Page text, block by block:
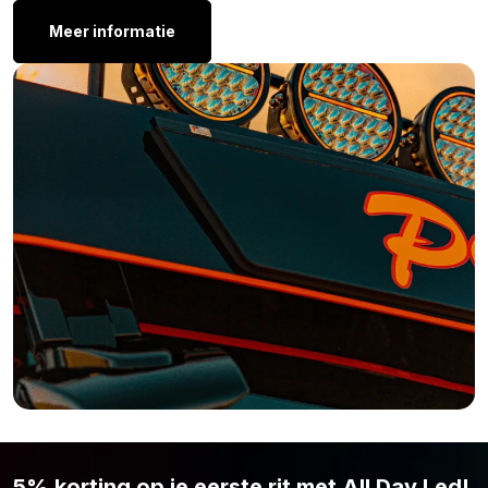
uitgesloten van het CAN-Bus systeem.
Overige kleuren:
Ben je wel op zoek naar een R10W of P21W LED lamp, maar is
de BA15S LED lamp wit niet de kleur die je zoekt? Geen zorgen!
Deze LED lamp met bajonet aansluiting is ook verkrijgbaar in de
volgende kleuren:
BA15S LED lamp oranje – 8 smd
BA15S LED lamp rood – 8 smd
Waarom heeft deze BA15S LED lamp geen
E-Keur:
Vervangingslampen moeten voldoen aan Europese normen
voor veiligheid, waterdichtheid en het voorkomen van
Meer informatie